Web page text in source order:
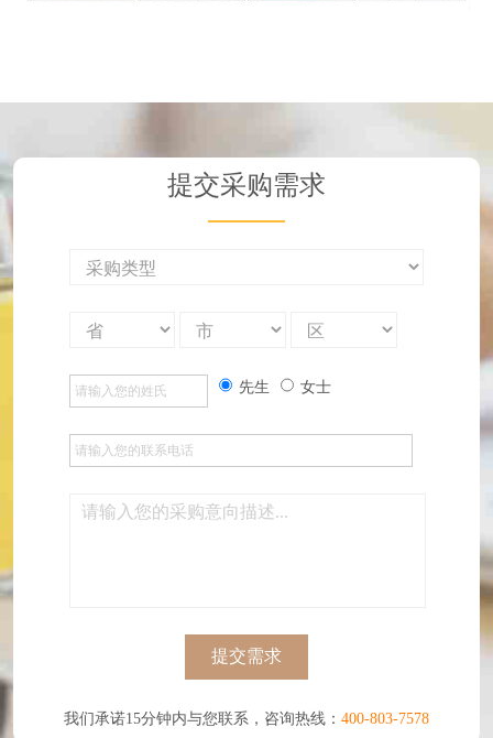
提交采购需求
先生 女士
提交需求
我们承诺15分钟内与您联系，咨询热线： 400-803-7578